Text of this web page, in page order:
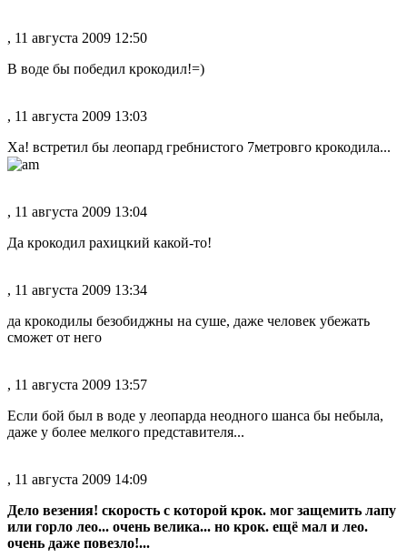
, 11 августа 2009 12:50
В воде бы победил крокодил!=)
, 11 августа 2009 13:03
Ха! встретил бы леопард гребнистого 7метровго крокодила...
, 11 августа 2009 13:04
Да крокодил рахицкий какой-то!
, 11 августа 2009 13:34
да крокодилы безобиджны на суше, даже человек убежать
сможет от него
, 11 августа 2009 13:57
Если бой был в воде у леопарда неодного шанса бы небыла,
даже у более мелкого представителя...
, 11 августа 2009 14:09
Дело везения! скорость с которой крок. мог защемить лапу
или горло лео... очень велика... но крок. ещё мал и лео.
очень даже повезло!...